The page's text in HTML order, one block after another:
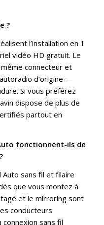
?
l’installation en 1
vidéo HD gratuit. Le
connecteur et
d’origine —
Si vous préférez
dispose de plus de
partout en
fonctionnent-ils de
Auto sans fil et filaire
que vous montez à
et le mirroring sont
conducteurs
sans fil